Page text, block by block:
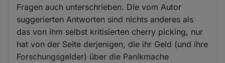
Fragen auch unterschrieben. Die vom Autor
suggerierten Antworten sind nichts anderes als
das von ihm selbst kritisierten cherry picking, nur
hat von der Seite derjenigen, die ihr Geld (und ihre
Forschungsgelder) über die Panikmache